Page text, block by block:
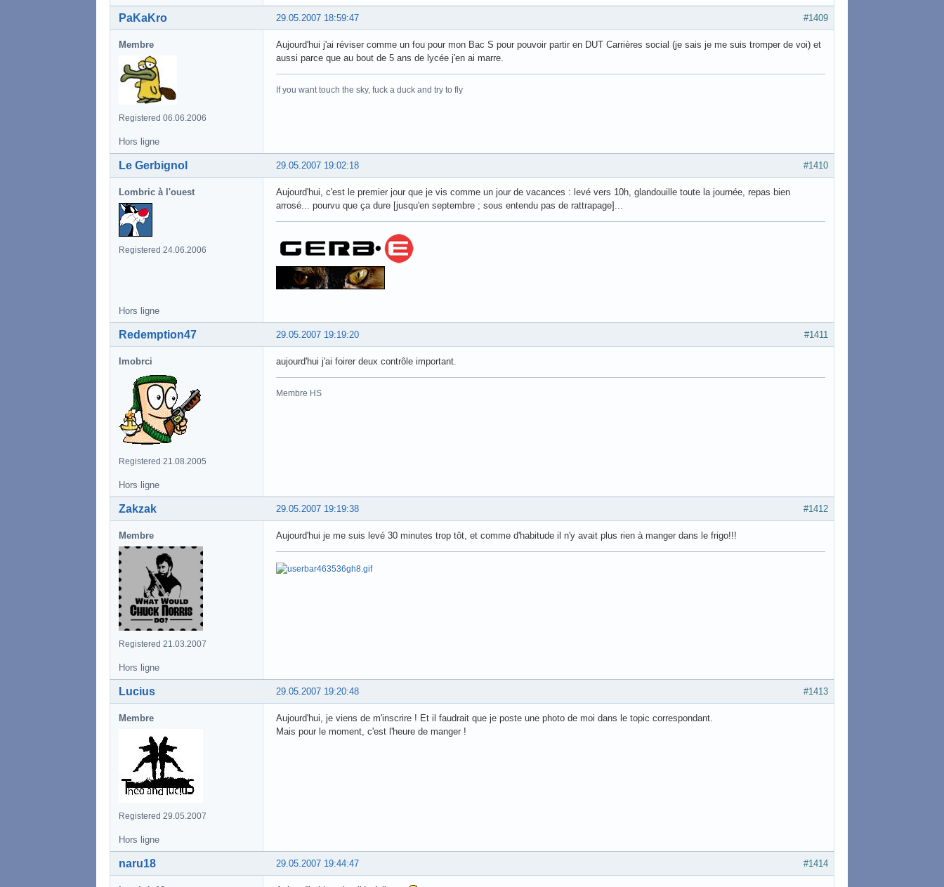
#1409
29.05.2007 18:59:47
PaKaKro
Membre
Registered 06.06.2006
Aujourd'hui j'ai réviser comme un fou pour mon Bac S pour pouvoir partir en DUT Carrières social (je sais je me suis tromper de voi) et
aussi parce que au bout de 5 ans de lycée j'en ai marre.
If you want touch the sky, fuck a duck and try to fly
Hors ligne
#1410
29.05.2007 19:02:18
Le Gerbignol
Lombric à l'ouest
Registered 24.06.2006
Aujourd'hui, c'est le premier jour que je vis comme un jour de vacances : levé vers 10h, glandouille toute la journée, repas bien
arrosé... pourvu que ça dure [jusqu'en septembre ; sous entendu pas de rattrapage]...
Hors ligne
#1411
29.05.2007 19:19:20
Redemption47
lmobrci
Registered 21.08.2005
aujourd'hui j'ai foirer deux contrôle important.
Membre HS
Hors ligne
#1412
29.05.2007 19:19:38
Zakzak
Membre
Registered 21.03.2007
Aujourd'hui je me suis levé 30 minutes trop tôt, et comme d'habitude il n'y avait plus rien à manger dans le frigo!!!
Hors ligne
#1413
29.05.2007 19:20:48
Lucius
Membre
Registered 29.05.2007
Aujourd'hui, je viens de m'inscrire ! Et il faudrait que je poste une photo de moi dans le topic correspondant.
Mais pour le moment, c'est l'heure de manger !
Hors ligne
#1414
29.05.2007 19:44:47
naru18